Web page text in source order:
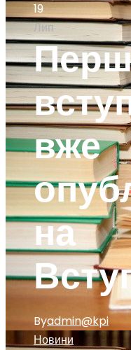
19
Лип
вже
на
Byadmin@kpi
Новини